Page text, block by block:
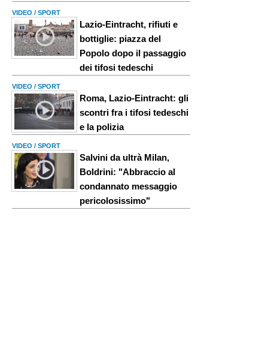
VIDEO / SPORT
Lazio-Eintracht, rifiuti e
bottiglie: piazza del
Popolo dopo il passaggio
dei tifosi tedeschi
VIDEO / SPORT
Roma, Lazio-Eintracht: gli
scontri fra i tifosi tedeschi
e la polizia
VIDEO / SPORT
Salvini da ultrà Milan,
Boldrini: "Abbraccio al
condannato messaggio
pericolosissimo"